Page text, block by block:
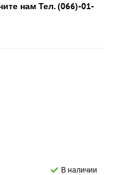
нам Тел. (066)-01-
В наличии